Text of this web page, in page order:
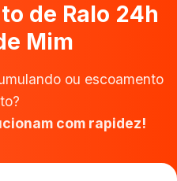
de Ralo 24h
Mim
ou escoamento
com rapidez!